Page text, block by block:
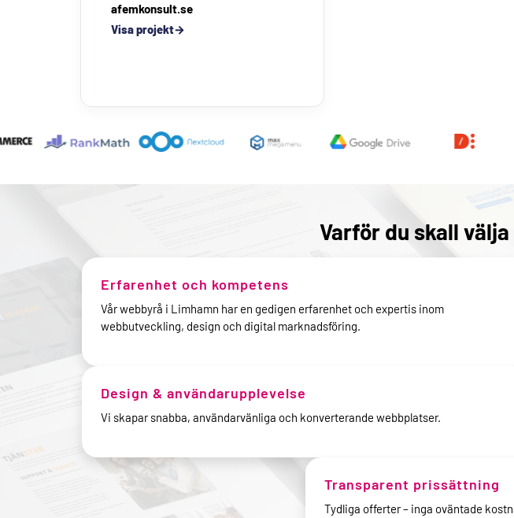
afemkonsult.se
Visa projekt
Varför du skall
Erfarenhet och kompetens
Vår webbyrå i Limhamn har en gedigen erfarenhet och expertis inom
webbutveckling, design och digital marknadsföring.
Design & användarupplevelse
Vi skapar snabba, användarvänliga och konverterande webbplatser.
Transparent prissättning
Tydliga offerter – inga oväntade